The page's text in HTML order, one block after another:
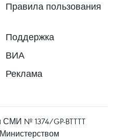
Правила пользования
Поддержка
ВИА
Реклама
СМИ № 1374/GP-BTTTT